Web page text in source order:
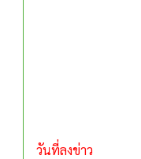
วันที่ลงข่าว